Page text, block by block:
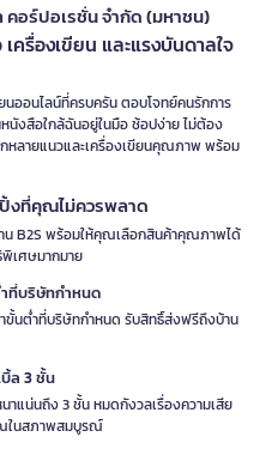
คอร์ปอเรชั่น จำกัด (มหาชน)
ครื่องเขียน และแรงบันดาลใจ
นออนไลน์ที่ครบครัน ตอบโจทย์คนรักการ
นังสือใกล้ฉันอยู่ในมือ ช้อปง่าย ไม่ต้อง
หลายแนวและเครื่องเขียนคุณภาพ พร้อม
งที่คุณไม่ควรพลาด
น B2S พร้อมให้คุณเลือกสินค้าคุณภาพได้
เศษมากมาย
ที่บริษัทกำหนด
นต่ำที่บริษัทกำหนด รับสิทธิ์ส่งฟรีถึงบ้าน
ล 3 ชั้น
แน่นถึง 3 ชั้น หมดกังวลเรื่องความเสีย
ในสภาพสมบูรณ์